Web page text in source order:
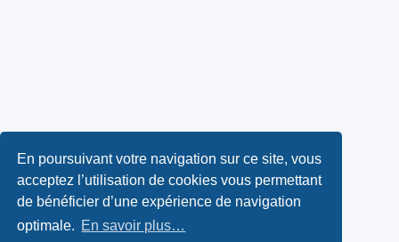
En poursuivant votre navigation sur ce site, vous
acceptez l’utilisation de cookies vous permettant
de bénéficier d’une expérience de navigation
optimale. En savoir plus…